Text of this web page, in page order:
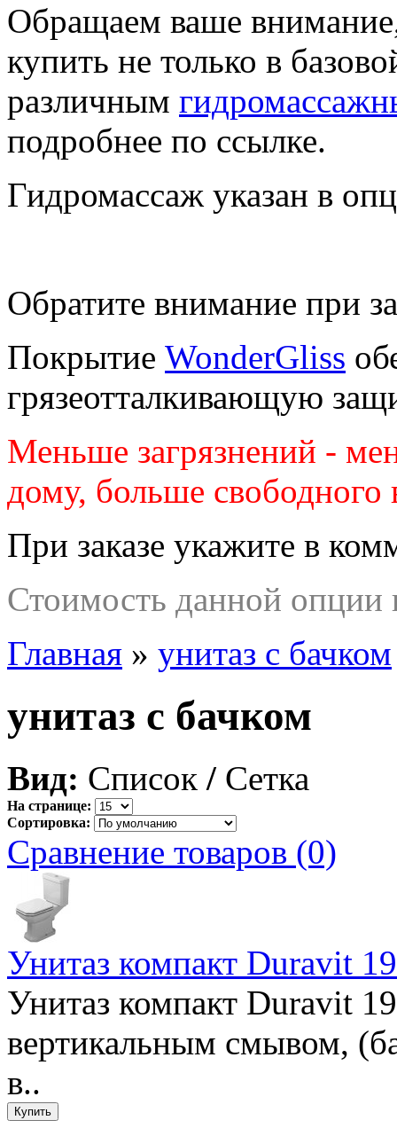
Обращаем ваше
купить не только в
различным
подробнее по ссылке.
Гидромассаж указан в
Обратите внимание при
Покрытие WonderGliss
грязеотталкивающую
Меньше загрязнений -
дому, больше свободного
При заказе укажите в
Стоимость данной опции
Главная » унитаз с бачком
унитаз с бачком
Вид: Список / Сетка
На странице:
Сортировка:
Сравнение товаров (0)
Унитаз компакт Duravit
Унитаз компакт Duravit
вертикальным смывом,
в..